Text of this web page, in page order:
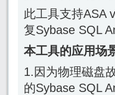
此工具支持ASA
复Sybase SQL
本工具的应用场
1.因为物理磁盘
的Sybase SQL